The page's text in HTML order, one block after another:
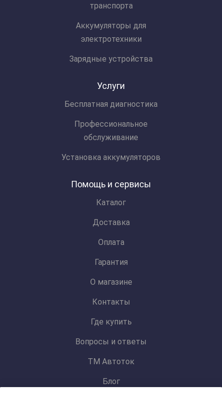
транспорта
Аккумуляторы для
электротехники
Зарядные устройства
Услуги
Бесплатная диагностика
Профессиональное
обслуживание
Установка аккумуляторов
Помощь и сервисы
Каталог
Доставка
Оплата
Гарантия
О магазине
Контакты
Где купить
Вопросы и ответы
ТМ Автоток
Блог